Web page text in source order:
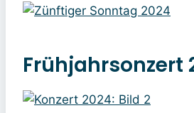
Frühjahrsonzert